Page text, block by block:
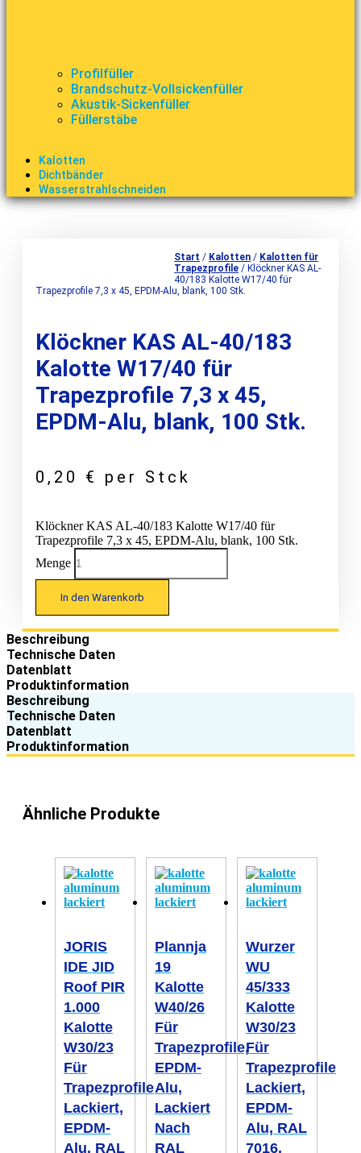
Profilfüller
Brandschutz-Vollsickenfüller
Akustik-Sickenfüller
Füllerstäbe
Kalotten
Dichtbänder
Wasserstrahlschneiden
Start / Kalotten / Kalotten für
Trapezprofile / Klöckner KAS AL-
40/183 Kalotte W17/40 für
Trapezprofile 7,3 x 45, EPDM-Alu, blank, 100 Stk.
Klöckner KAS AL-40/183
Kalotte W17/40 für
Trapezprofile 7,3 x 45,
EPDM-Alu, blank, 100 Stk.
0,20 € per Stck
Klöckner KAS AL-40/183 Kalotte W17/40 für
Trapezprofile 7,3 x 45, EPDM-Alu, blank, 100 Stk.
Menge
In den Warenkorb
Beschreibung
Technische Daten
Datenblatt
Produktinformation
Beschreibung
Technische Daten
Datenblatt
Produktinformation
Ähnliche Produkte
JORIS
IDE JID
Roof PIR
1.000
Kalotte
W30/23
Für
Trapezprofile
Lackiert,
EPDM-
Alu, RAL
Plannja
19
Kalotte
W40/26
Für
Trapezprofile,
EPDM-
Alu,
Lackiert
Nach
RAL
Wurzer
WU
45/333
Kalotte
W30/23
Für
Trapezprofile
Lackiert,
EPDM-
Alu, RAL
7016,